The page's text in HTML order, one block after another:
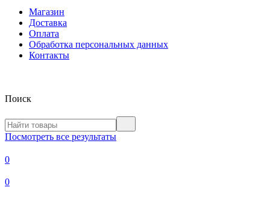
Магазин
Доставка
Оплата
Обработка персональных данных
Контакты
Поиск
Посмотреть все результаты
0
0